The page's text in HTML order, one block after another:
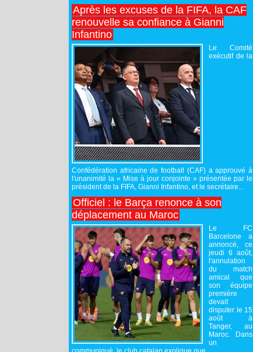
Après les excuses de la FIFA, la CAF
renouvelle sa confiance à Gianni
Infantino
Le Comité
exécutif de la
Confédération africaine de football (CAF) a approuvé à
l'unanimité la « Mise à jour conjointe » présentée par le
président de la FIFA, Gianni Infantino, et le secrétaire...
Officiel : le Barça renonce à son
déplacement au Maroc
Le FC
Barcelone a
annoncé, ce
jeudi 6 août,
l'annulation
du match
amical que
son équipe
première
devait
disputer le 15
août à
Tanger, au
Maroc. Dans
un